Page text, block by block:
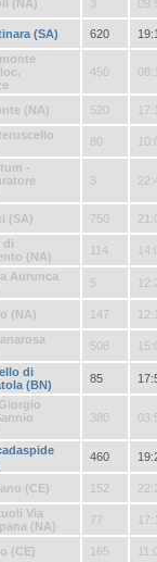
(NA) 3
(SA) 620
450
(NA) 520
80
-
3
(SA) 750
di
(NA)
114
Aurunca
5
(NA) 147
508
di
(BN)
85
380
460
(CE) 152
Via
(NA)
77
(CE) 165